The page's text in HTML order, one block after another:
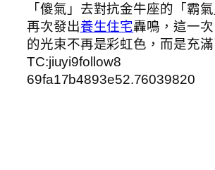
「傻氣」去對抗金牛座的「霸
再次發出養生住宅轟鳴，這一
的光束不再是彩虹色，而是充
TC:jiuyi9follow8
69fa17b4893e52.76039820